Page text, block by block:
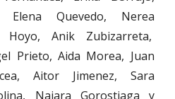
Elena Quevedo, Nerea
Anik Zubizarreta,
Prieto, Aida Morea, Juan
Aitor Jimenez, Sara
Naiara Gorostiaga y